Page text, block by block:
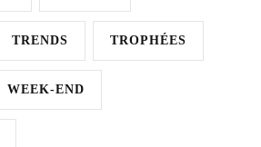
TRENDS TROPHÉES
WEEK-END